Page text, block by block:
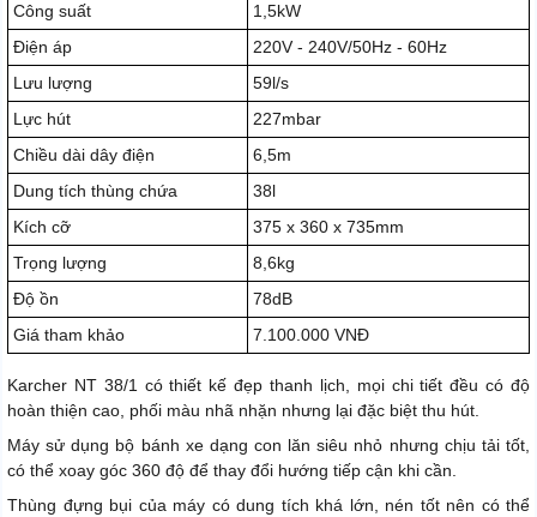
Công suất
1,5kW
Điện áp
220V - 240V/50Hz - 60Hz
Lưu lượng
59l/s
Lực hút
227mbar
Chiều dài dây điện
6,5m
Dung tích thùng chứa
38l
Kích cỡ
375 x 360 x 735mm
Trọng lượng
8,6kg
Độ ồn
78dB
Giá tham khảo
7.100.000 VNĐ
Karcher NT 38/1 có thiết kế đẹp thanh lịch, mọi chi tiết đều có độ
hoàn thiện cao, phối màu nhã nhặn nhưng lại đặc biệt thu hút.
Máy sử dụng bộ bánh xe dạng con lăn siêu nhỏ nhưng chịu tải tốt,
có thể xoay góc 360 độ để thay đổi hướng tiếp cận khi cần.
Thùng đựng bụi của máy có dung tích khá lớn, nén tốt nên có thể